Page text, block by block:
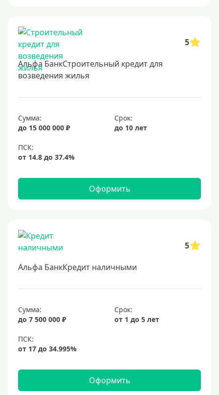
5
Альфа БанкСтроительный кредит для
возведения жилья
Сумма:
до 15 000 000 ₽
Срок:
до 10 лет
Оформить
5
Альфа БанкКредит наличными
Сумма:
до 7 500 000 ₽
Срок:
от 1 до 5 лет
Оформить